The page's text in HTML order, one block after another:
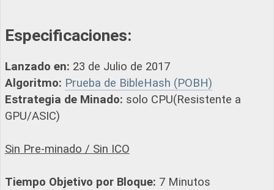
Especificaciones:
Lanzado en: 23 de Julio de 2017
Algoritmo: Prueba de BibleHash (POBH)
Estrategia de Minado: solo CPU(Resistente a
GPU/ASIC)
Sin Pre-minado / Sin ICO
Tiempo Objetivo por Bloque: 7 Minutos